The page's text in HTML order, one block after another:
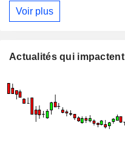
Voir plus
Actualités qui impactent